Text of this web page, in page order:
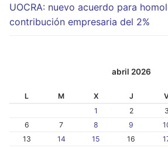
UOCRA: nuevo acuerdo para
contribución empresaria del 2%
abril 2026
L M X J
1
2 3
6
7 8 9
13
14 15 16